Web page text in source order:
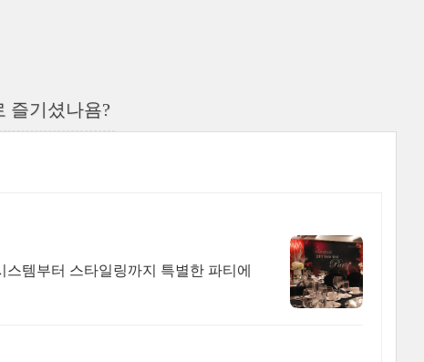
즐기셨나욤?
템부터 스타일링까지 특별한 파티에